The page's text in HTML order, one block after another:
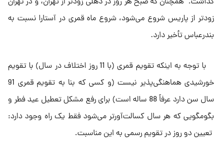
زودتر از پاریس شروع مى‌شود، شروع ماه قمرى در آستارا نسبت به
بندرعباس تأخیر دارد.
با توجه به اینکه تقویم قمرى (با 11 روز اختلاف در سال) با تقویم
خورشیدى هماهنگى‌پذیر نیست (و کسى که بنا به تقویم قمرى 91
سال سن دارد عرفاً 88 ساله است) براى رفع مشکل تعطیل عید فطر و
بگومگویى که هر سال کسالت‌آورتر مى‌شود فقط یک راه وجود دارد:
تعیین دو روز در تقویم رسمى به این مناسبت.